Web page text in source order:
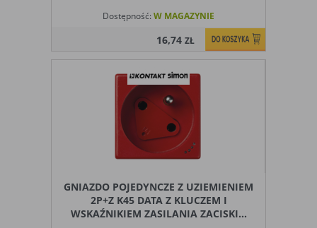
Dostępność: W MAGAZYNIE
16,74ZŁ
GNIAZDO POJEDYNCZE Z UZIEMIENIEM
2P+Z K45 DATA Z KLUCZEM I
WSKAŹNIKIEM ZASILANIA ZACISKI...